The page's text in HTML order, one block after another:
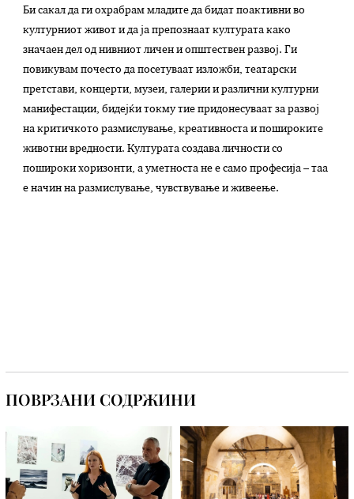
Би сакал да ги охрабрам младите да бидат поактивни во
културниот живот и да ја препознаат културата како
значаен дел од нивниот личен и општествен развој. Ги
повикувам почесто да посетуваат изложби, театарски
претстави, концерти, музеи, галерии и различни културни
манифестации, бидејќи токму тие придонесуваат за развој
на критичкото размислување, креативноста и пошироките
животни вредности. Културата создава личности со
пошироки хоризонти, а уметноста не е само професија – таа
е начин на размислување, чувствување и живеење.
ПОВРЗАНИ СОДРЖИНИ